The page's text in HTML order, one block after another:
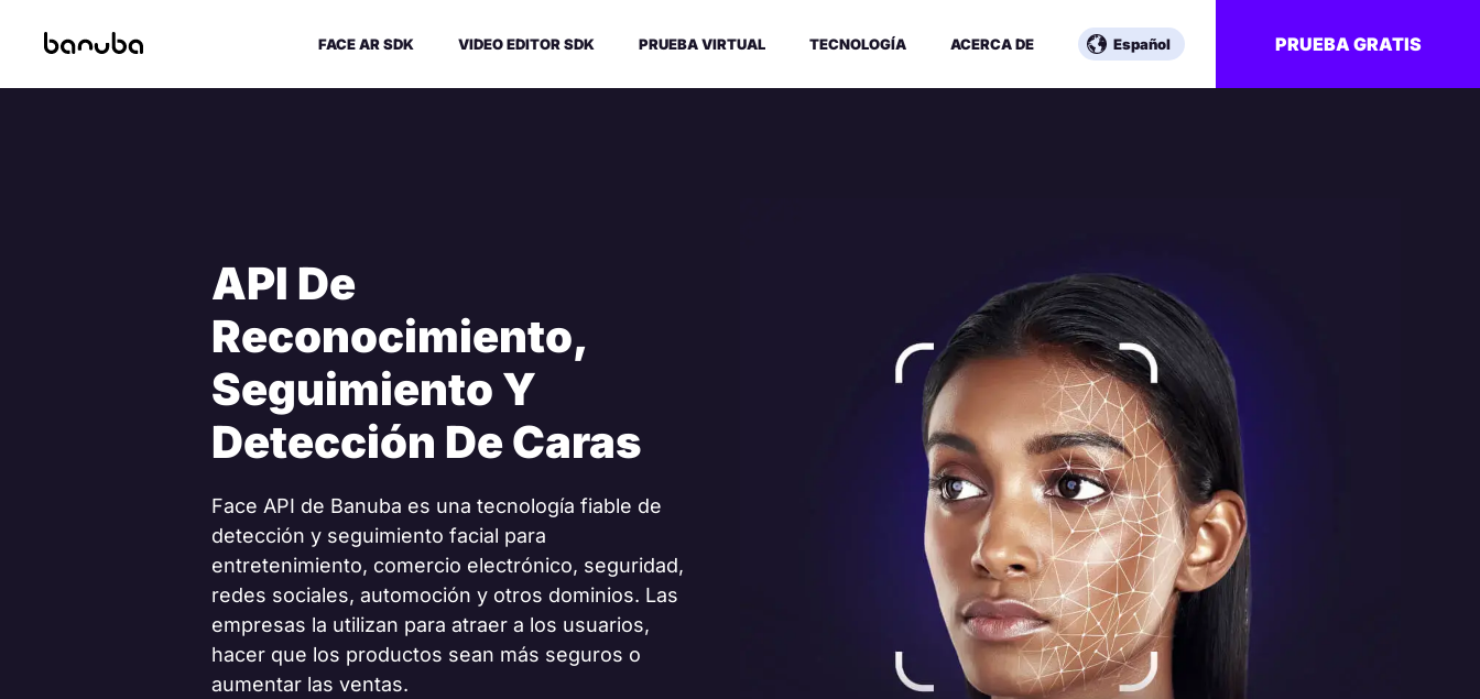
FACE AR SDK VIDEO EDITOR SDK PRUEBA VIRTUAL TECNOLOGÍA ACERCA DE Español PRUEBA GRATIS
API De
Reconocimiento,
Seguimiento Y
Detección De Caras
Face API de Banuba es una tecnología fiable de
detección y seguimiento facial para
entretenimiento, comercio electrónico, seguridad,
redes sociales, automoción y otros dominios. Las
empresas la utilizan para atraer a los usuarios,
hacer que los productos sean más seguros o
aumentar las ventas.